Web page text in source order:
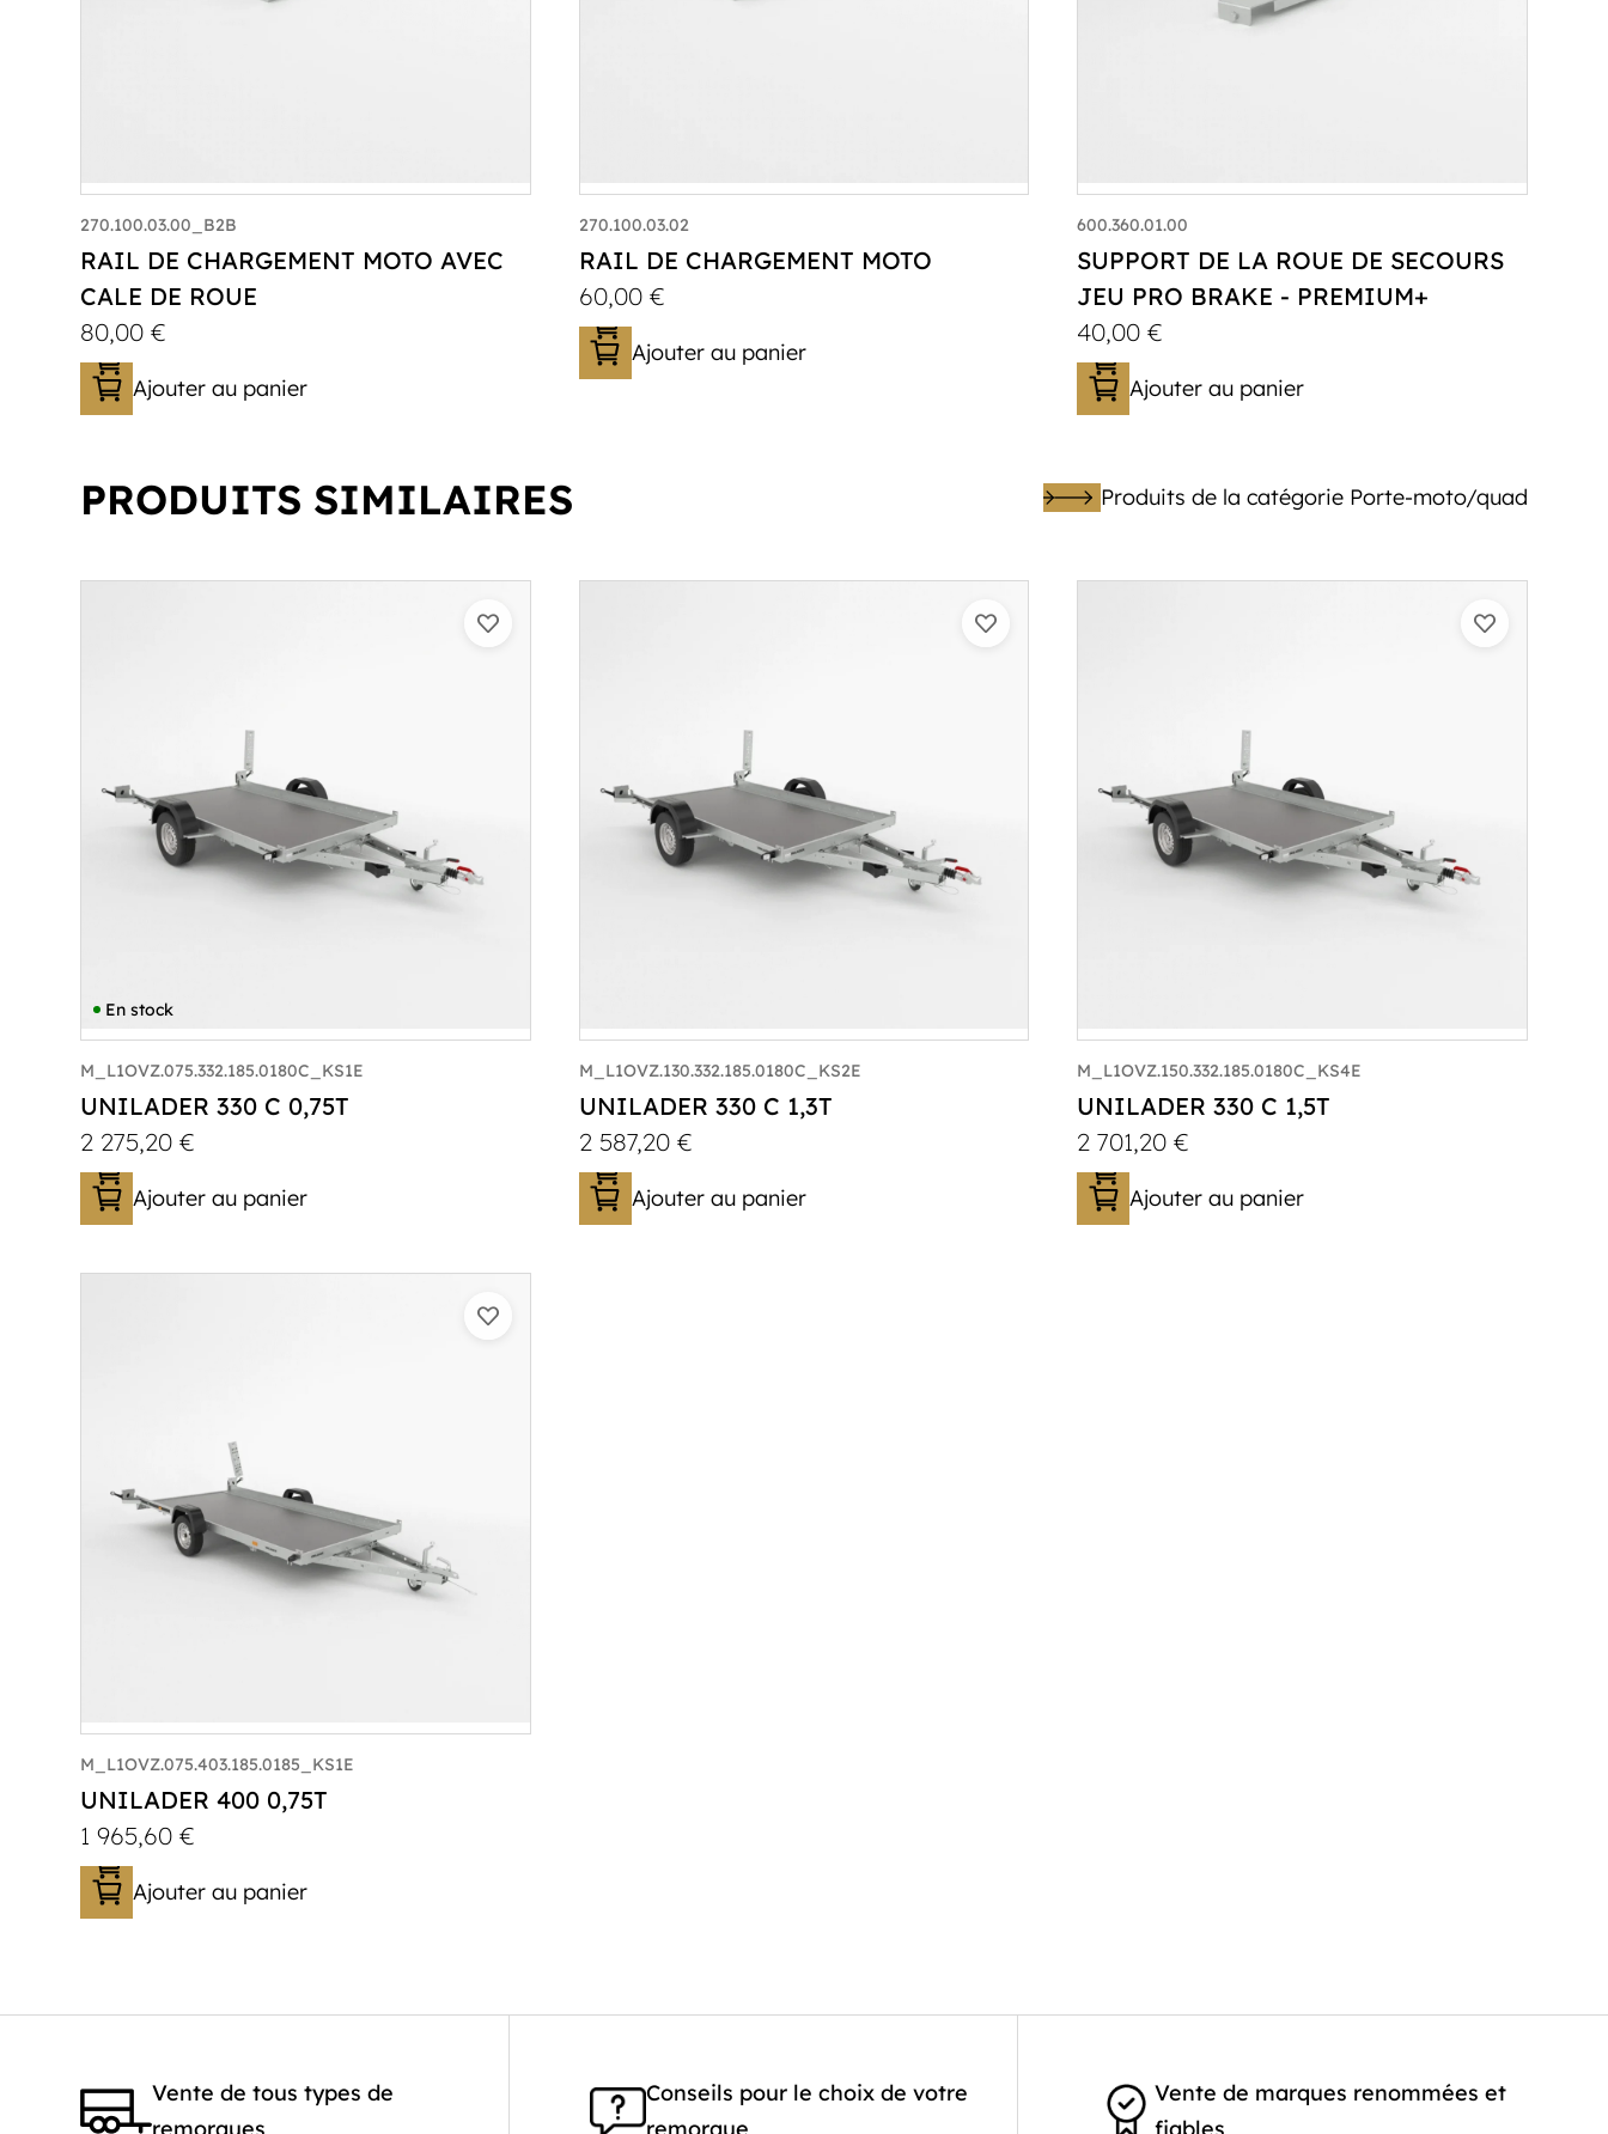
270.100.03.00_B2B
RAIL DE CHARGEMENT MOTO AVEC
CALE DE ROUE
80,00€
Ajouter au panier
270.100.03.02
RAIL DE CHARGEMENT MOTO
60,00 €
Ajouter au panier
600.360.01.00
SUPPORT DE LA ROUE DE SECOURS
JEU PRO BRAKE - PREMIUM+
40,00€
Ajouter au panier
PRODUITS SIMILAIRES Produits de la catégorie Porte-moto/quad
En stock
M_L1OVZ.075.332.185.0180C_KS1E
UNILADER 330 C 0,75T
2 275,20€
Ajouter au panier
M_L1OVZ.130.332.185.0180C_KS2E
UNILADER 330 C 1,3T
2 587,20 €
Ajouter au panier
M_L1OVZ.150.332.185.0180C_KS4E
UNILADER 330 C 1,5T
2 701,20€
Ajouter au panier
Plancher : Plancher en contreplaqué
M_L1OVZ.075.403.185.0185_KS1E
UNILADER 400 0,75T
1 965,60€
Ajouter au panier
Vente de tous types de
Conseils pour le choix de votre
Vente de marques renommées et